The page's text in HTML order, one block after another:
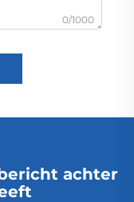
0/1000
achter